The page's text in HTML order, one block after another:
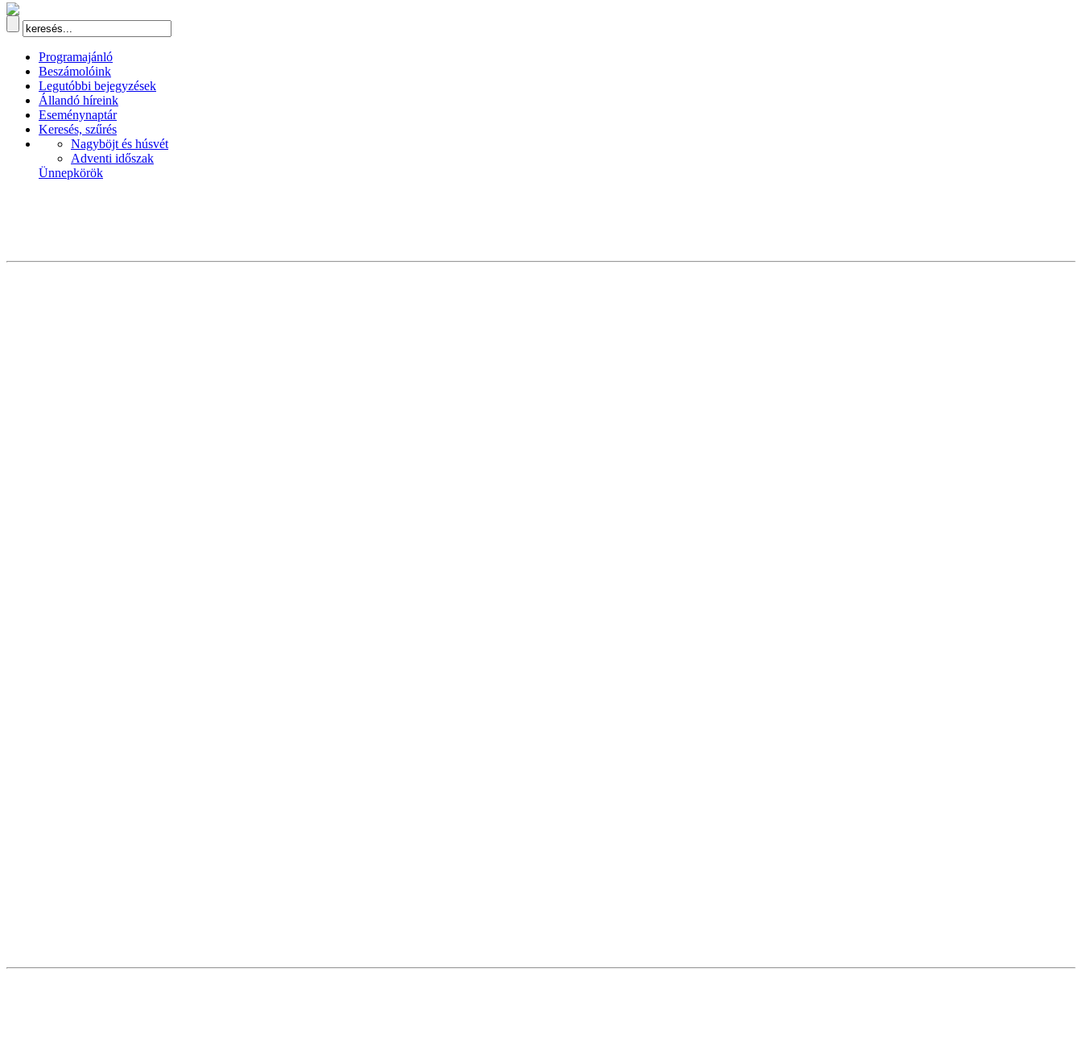
Programajánló
Beszámolóink
Legutóbbi bejegyzések
Állandó híreink
Eseménynaptár
Keresés, szűrés
Nagyböjt és húsvét
Adventi időszak
Ünnepkörök